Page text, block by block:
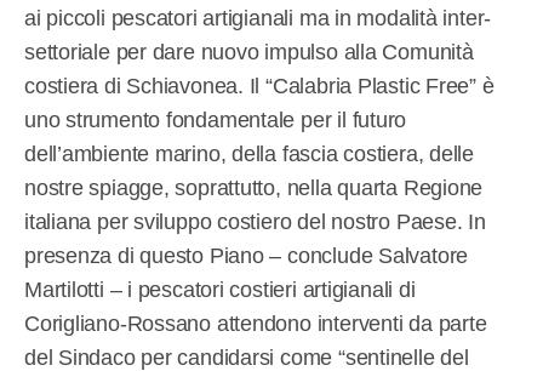
ai piccoli pescatori artigianali ma in modalità inter-
settoriale per dare nuovo impulso alla Comunità
costiera di Schiavonea. Il “Calabria Plastic Free” è
uno strumento fondamentale per il futuro
dell’ambiente marino, della fascia costiera, delle
nostre spiagge, soprattutto, nella quarta Regione
italiana per sviluppo costiero del nostro Paese. In
presenza di questo Piano – conclude Salvatore
Martilotti – i pescatori costieri artigianali di
Corigliano-Rossano attendono interventi da parte
del Sindaco per candidarsi come “sentinelle del